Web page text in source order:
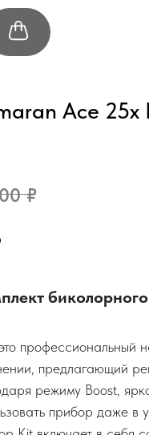
Ace 25x
₽
профессиональный
предлагающий
режиму Boost,
прибор даже в